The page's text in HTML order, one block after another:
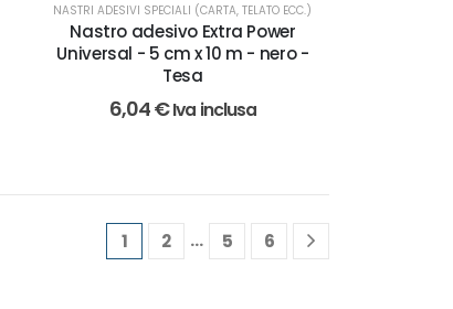
NASTRI ADESIVI SPECIALI (CARTA, TELATO ECC.)
Nastro adesivo Extra Power
Universal - 5 cm x 10 m - nero -
Tesa
6,04€Iva inclusa
1 2 … 5 6